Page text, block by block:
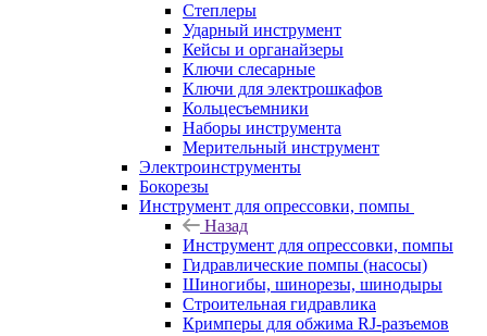
Степлеры
Ударный инструмент
Кейсы и органайзеры
Ключи слесарные
Ключи для электрошкафов
Кольцесъемники
Наборы инструмента
Мерительный инструмент
Электроинструменты
Бокорезы
Инструмент для опрессовки, помпы
Назад
Инструмент для опрессовки, помпы
Гидравлические помпы (насосы)
Шиногибы, шинорезы, шинодыры
Строительная гидравлика
Кримперы для обжима RJ-разъемов